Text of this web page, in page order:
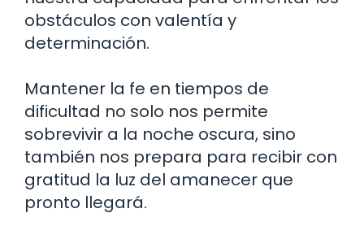
obstáculos con valentía y
determinación.
Mantener la fe en tiempos de
dificultad no solo nos permite
sobrevivir a la noche oscura, sino
también nos prepara para recibir con
gratitud la luz del amanecer que
pronto llegará.